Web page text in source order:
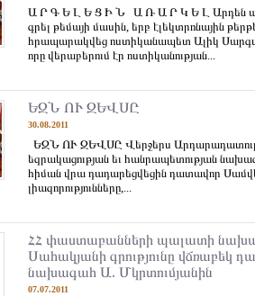
Ա Ր Գ Ե Լ Ե Ց Ի Ն Ա Ռ Ա Ր Կ Ե Լ Արդեն
գրել թեմայի մասին, երբ էլեկտրոնային
հրապարակվեց ոստիկանապետ Ալիկ
որը վերաբերում էր ոստիկանության...
ԵԶՆ ՈՒ ԶԵՎՍԸ
30.08.2011
ԵԶՆ ՈՒ ԶԵՎՍԸ Վերջերս
եզրակացության եւ հանրապետության
հիման վրա դադարեցվեցին դատավոր
լիազորությունները,...
ՀՀ փաստաբանների պալատի
Սահակյանի գրությունը վճռաբեկ
նախագահ Ա. Մկրտումյանին
07.07.2011